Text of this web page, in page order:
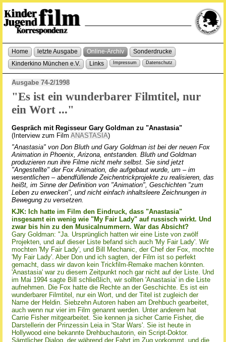
Home letzte Ausgabe Online-Archiv
Sonderdrucke
Kinderkino München e.V.
Links Impressum Datenschutz
Ausgabe 74-2/1998
"Es ist ein wunderbarer Filmtitel, nur
ein Wort ..."
Gespräch mit Regisseur Gary Goldman zu "Anastasia"
(Interview zum Film ANASTASIA)
"Anastasia" von Don Bluth und Gary Goldman ist bei der neuen Fox
Animation in Phoenix, Arizona, entstanden. Bluth und Goldman
produzieren nun ihre Filme nicht mehr selbst. Sie sind jetzt
"Angestellte" der Fox Animation, die aufgebaut wurde, um – im
wesentlichen – abendfüllende Zeichentrickprojekte zu realisieren, das
heißt, im Sinne der Definition von "Animation", Geschichten "zum
Leben zu erwecken", und nicht einfach inhaltsleere Zeichnungen in
Bewegung zu versetzen.
KJK: Ich hatte im Film den Eindruck, dass "Anastasia"
insgesamt ein wenig wie "My Fair Lady" auf russisch wirkt. Und
zwar bis hin zu den Musicalnummern. War das Absicht?
Gary Goldman: "Ja. Ursprünglich hatten wir eine Liste von zwölf
Projekten, und auf dieser Liste befand sich auch 'My Fair Lady'. Wir
mochten 'My Fair Lady', und Bill Mechanic, der Chef der Fox, mochte
'My Fair Lady'. Aber Don und ich sagten, der Film ist so perfekt
gemacht, dass wir davon kein Trickfilm-Remake machen könnten.
'Anastasia' war zu diesem Zeitpunkt noch gar nicht auf der Liste. Und
im Mai 1994 sagte Bill schließlich, wir sollten 'Anastasia' in die Liste
aufnehmen. Die Fox hatte die Rechte an der Geschichte. Es ist ein
wunderbarer Filmtitel, nur ein Wort, und der Titel ist zugleich der
Name der Heldin. Siebzehn Autoren haben am Drehbuch gearbeitet,
auch wenn nur vier im Film genannt werden. Unter anderem hat
Carrie Fisher mitgearbeitet. Sie kennen ja sicher Carrie Fisher, die
Darstellerin der Prinzessin Leia in 'Star Wars'. Sie ist heute in
Hollywood eine bekannte Drehbuchautorin, ein Script-Doktor.
Sämtlicher Dialog, der während der Fahrt im Zug vorkommt, und die